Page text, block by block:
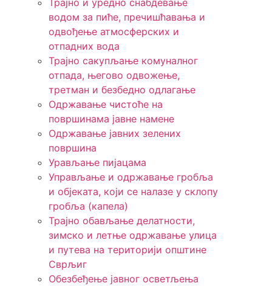
Трајно и уредно снабдевање
водом за пиће, пречишћавања и
одвођење атмосферских и
отпадних вода
Трајно сакупљање комуналног
отпада, његово одвожење,
третман и безбедно одлагање
Одржавање чистоће на
површинама јавне намене
Одржавање јавних зелених
површина
Урављање пијацама
Управљање и одржавање гробља
и објеката, који се налазе у склопу
гробља (капела)
Трајно обављање делатности,
зимско и летње одржавање улица
и путева на територији општине
Сврљиг
Обезбеђење јавног осветљења